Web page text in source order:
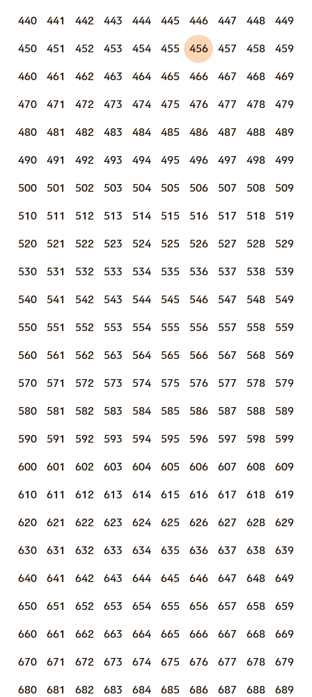
440 441 442 443 444 445 446 447 448 449
450 451 452 453 454 455 456 457 458 459
460 461 462 463 464 465 466 467 468 469
470 471 472 473 474 475 476 477 478 479
480 481 482 483 484 485 486 487 488 489
490 491 492 493 494 495 496 497 498 499
500 501 502 503 504 505 506 507 508 509
510 511 512 513 514 515 516 517 518 519
520 521 522 523 524 525 526 527 528 529
530 531 532 533 534 535 536 537 538 539
540 541 542 543 544 545 546 547 548 549
550 551 552 553 554 555 556 557 558 559
560 561 562 563 564 565 566 567 568 569
570 571 572 573 574 575 576 577 578 579
580 581 582 583 584 585 586 587 588 589
590 591 592 593 594 595 596 597 598 599
600 601 602 603 604 605 606 607 608 609
610 611 612 613 614 615 616 617 618 619
620 621 622 623 624 625 626 627 628 629
630 631 632 633 634 635 636 637 638 639
640 641 642 643 644 645 646 647 648 649
650 651 652 653 654 655 656 657 658 659
660 661 662 663 664 665 666 667 668 669
670 671 672 673 674 675 676 677 678 679
680 681 682 683 684 685 686 687 688 689